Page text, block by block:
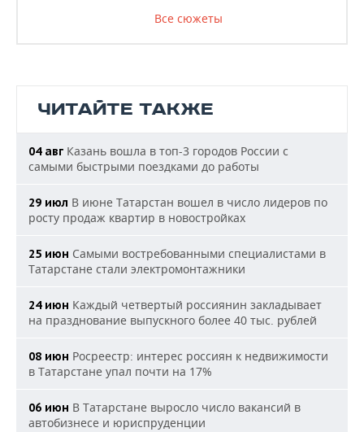
Все сюжеты
ЧИТАЙТЕ ТАКЖЕ
04 авг Казань вошла в топ-3 городов России с
самыми быстрыми поездками до работы
29 июл В июне Татарстан вошел в число лидеров по
росту продаж квартир в новостройках
25 июн Самыми востребованными специалистами в
Татарстане стали электромонтажники
24 июн Каждый четвертый россиянин закладывает
на празднование выпускного более 40 тыс. рублей
08 июн Росреестр: интерес россиян к недвижимости
в Татарстане упал почти на 17%
06 июн В Татарстане выросло число вакансий в
автобизнесе и юриспруденции